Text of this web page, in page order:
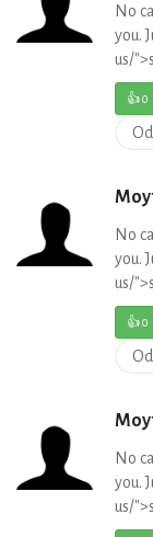
No
you.
us/
👍0
No
you.
us/
👍0
No
you.
us/